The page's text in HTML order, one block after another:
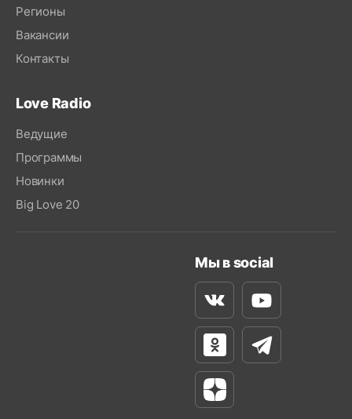
Регионы
Вакансии
Контакты
Love Radio
Ведущие
Программы
Новинки
Big Love 20
Мы в social
ВконтактеYoutube
Одноклассники
Телеграм
Яндекс Дзен